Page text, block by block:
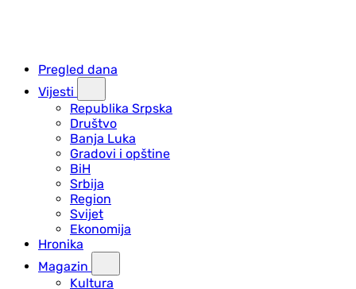
Pregled dana
Vijesti
Republika Srpska
Društvo
Banja Luka
Gradovi i opštine
BiH
Srbija
Region
Svijet
Ekonomija
Hronika
Magazin
Kultura